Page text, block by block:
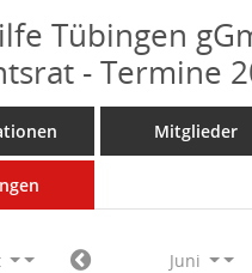
Tübingen
- Termine
Mitglieder
Juni